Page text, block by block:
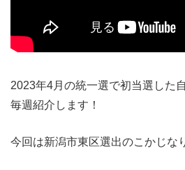
2023年4月の統一選で初当選した
毎週紹介します！
今回は新潟市東区選出のこかじな